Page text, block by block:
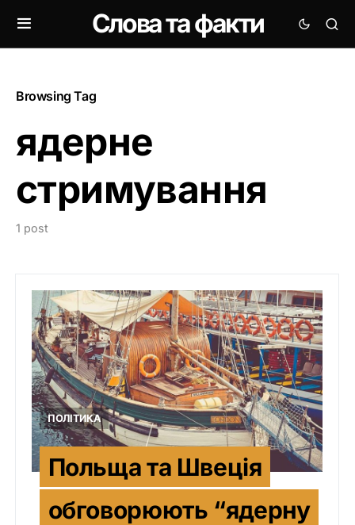
Слова та факти
Browsing Tag
ядерне
стримування
1 post
ПОЛІТИКА
Польща та Швеція
обговорюють “ядерну